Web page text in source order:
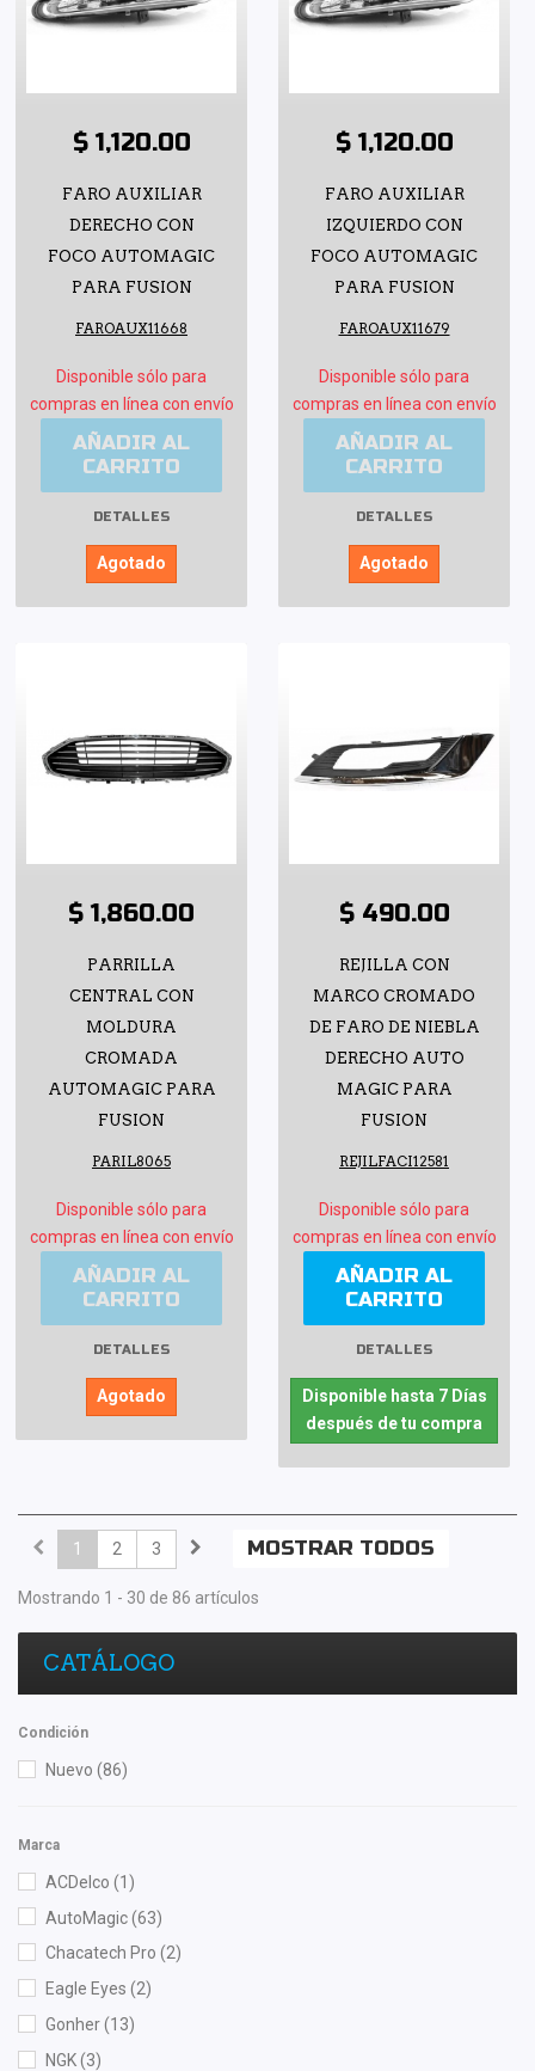
$ 1,120.00
FARO AUXILIAR
DERECHO CON
FOCO AUTOMAGIC
PARA FUSION
FAROAUX11668
Disponible sólo para
compras en línea con envío
AÑADIR AL
CARRITO
DETALLES
Agotado
$ 1,120.00
FARO AUXILIAR
IZQUIERDO CON
FOCO AUTOMAGIC
PARA FUSION
FAROAUX11679
Disponible sólo para
compras en línea con envío
AÑADIR AL
CARRITO
DETALLES
Agotado
$ 1,860.00
PARRILLA
CENTRAL CON
MOLDURA
CROMADA
AUTOMAGIC PARA
FUSION
PARIL8065
Disponible sólo para
compras en línea con envío
AÑADIR AL
CARRITO
DETALLES
Agotado
$ 490.00
REJILLA CON
MARCO CROMADO
DE FARO DE NIEBLA
DERECHO AUTO
MAGIC PARA
FUSION
REJILFACI12581
Disponible sólo para
compras en línea con envío
AÑADIR AL
CARRITO
DETALLES
Disponible hasta 7 Días
después de tu compra
MOSTRAR TODOS
1 2 3
Mostrando 1 - 30 de 86 artículos
CATÁLOGO
Condición
Nuevo (86)
Marca
ACDelco (1)
AutoMagic(63)
Chacatech Pro (2)
Eagle Eyes (2)
Gonher(13)
NGK(3)